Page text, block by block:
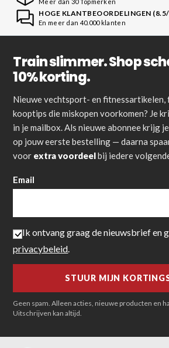
Meer dan 30 Topmerken
HOGE KLANTBEOORDELINGEN
En meer dan 40.000 klanten
Train slimmer. Shop
10% korting.
Nieuwe vechtsport- en fitnessartikelen,
kooptips die miskopen voorkomen? Je
in je mailbox. Als nieuwe abonnee krijg
op jouw eerste bestelling — daarna
voor extra voordeelbij iedere
Email
Ik ontvang graag de nieuwsbrief en
privacybeleid.
Geen spam. Alleen acties, nieuwe producten en
Uitschrijven kan altijd.